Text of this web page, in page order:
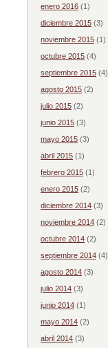
enero 2016 (1)
diciembre 2015 (3)
noviembre 2015 (1)
octubre 2015 (4)
septiembre 2015 (4)
agosto 2015 (2)
julio 2015 (2)
junio 2015 (3)
mayo 2015 (3)
abril 2015 (1)
febrero 2015 (1)
enero 2015 (2)
diciembre 2014 (3)
noviembre 2014 (2)
octubre 2014 (2)
septiembre 2014 (4)
agosto 2014 (3)
julio 2014 (3)
junio 2014 (1)
mayo 2014 (2)
abril 2014 (3)